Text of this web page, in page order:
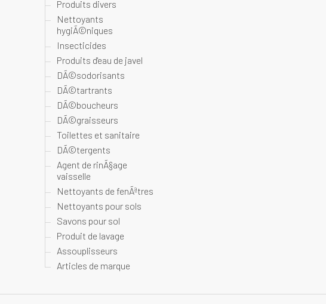
Produits divers
Nettoyants
hygiÃ©niques
Insecticides
Produits d'eau de javel
DÃ©sodorisants
DÃ©tartrants
DÃ©boucheurs
DÃ©graisseurs
Toilettes et sanitaire
DÃ©tergents
Agent de rinÃ§age
vaisselle
Nettoyants de fenÃªtres
Nettoyants pour sols
Savons pour sol
Produit de lavage
Assouplisseurs
Articles de marque